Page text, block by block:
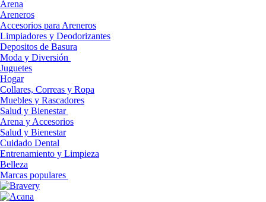
Arena
Areneros
Accesorios para Areneros
Limpiadores y Deodorizantes
Depositos de Basura
Moda y Diversión
Juguetes
Hogar
Collares, Correas y Ropa
Muebles y Rascadores
Salud y Bienestar
Arena y Accesorios
Salud y Bienestar
Cuidado Dental
Entrenamiento y Limpieza
Belleza
Marcas populares